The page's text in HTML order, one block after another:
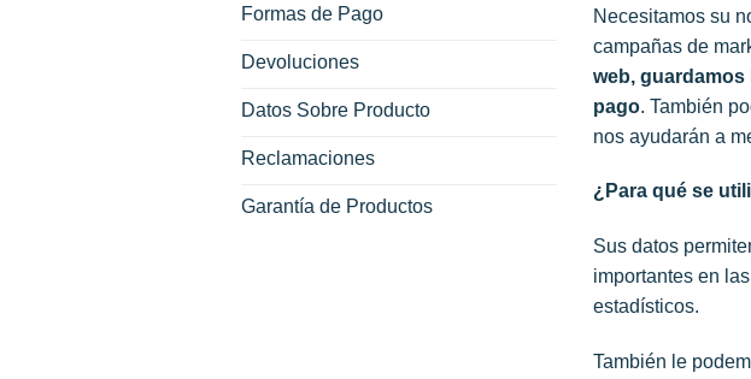
Formas de Pago
Devoluciones
Datos Sobre Producto
Reclamaciones
Garantía de Productos
Necesitamos su
campañas de
web,
pago. También
nos ayudarán a
¿Para qué se
Sus datos
importantes en
estadísticos.
También le